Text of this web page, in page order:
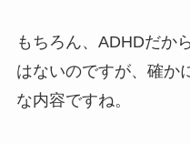
もちろん、ADHDだか
はないのですが、確か
な内容ですね。